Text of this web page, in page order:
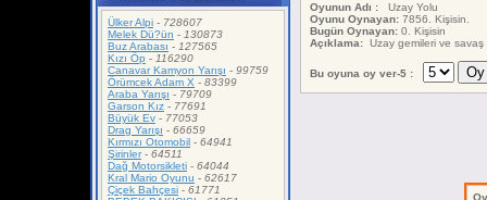
Ülker Alpi - 728607
Melek Dü?ün - 130873
Buz Arabası - 127565
Kızı Öp - 116290
Canavar Kamyon Yarışı - 99759
Örümcek Adam X - 83399
Araba Yarışı - 79709
Garson Kız - 77691
Büyük Ev - 77053
Drag Yarışı - 66659
Kırmızı Otomobil - 64941
Şirinler- 64511
Dağ Motorsikleti - 64044
Kral Mario Oyunu - 62617
Çiçek Bahçesi - 61771
Oyunun Adı : Uzay Yolu
Oyunu Oynayan: 7856. Kişisin.
Bugün Oynayan: 0. Kişisin
Açıklama: Uzay gemileri ve savaş
Bu oyuna oy ver-5 :